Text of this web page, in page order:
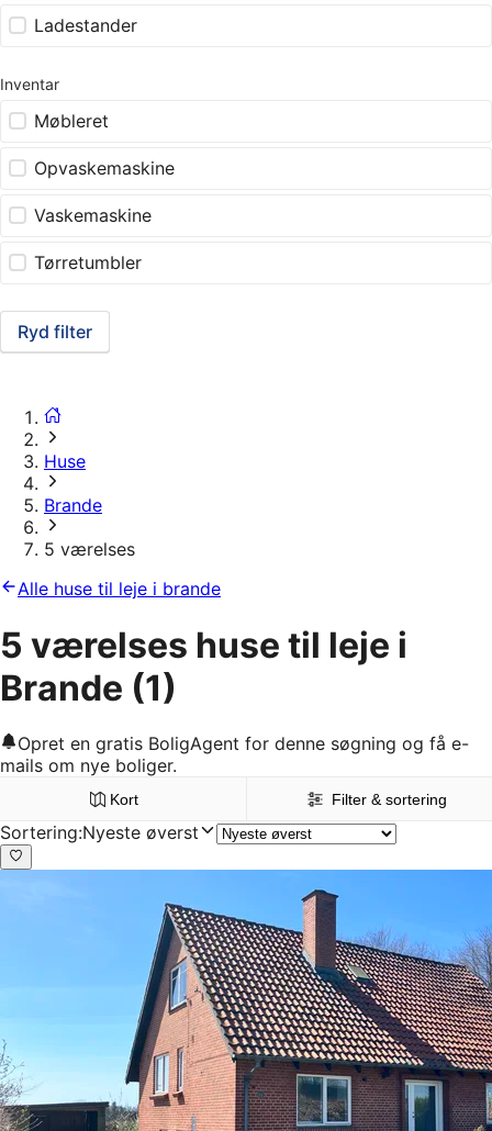
Ladestander
Inventar
Møbleret
Opvaskemaskine
Vaskemaskine
Tørretumbler
Ryd filter
Huse
Brande
5 værelses
Alle huse til leje i brande
5 værelses huse til leje i
Brande (1)
Opret en gratis BoligAgent for denne søgning og få e-
mails om nye boliger.
Kort Filter & sortering
Sortering:Nyeste øverst